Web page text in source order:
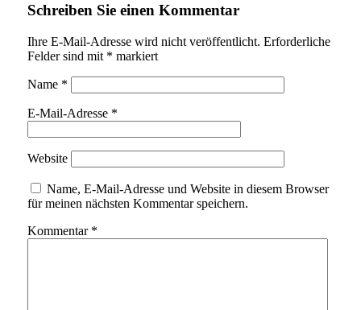
Schreiben Sie einen Kommentar
Ihre E-Mail-Adresse wird nicht veröffentlicht. Erforderliche
Felder sind mit * markiert
Name *
E-Mail-Adresse *
Website
Name, E-Mail-Adresse und Website in diesem Browser
für meinen nächsten Kommentar speichern.
Kommentar *